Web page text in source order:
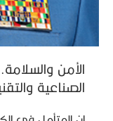
الأمن
الصناعية